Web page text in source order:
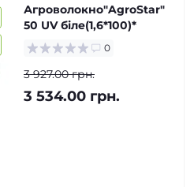
Агроволокно"AgroStar"
50 UV біле(1,6*100)*
0
3 927.00 грн.
3 534.00 грн.